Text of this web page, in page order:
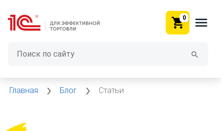
0
Главная Блог Статьи